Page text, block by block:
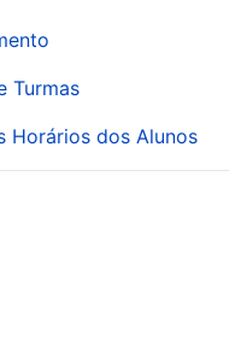
Turmas
Horários dos Alunos